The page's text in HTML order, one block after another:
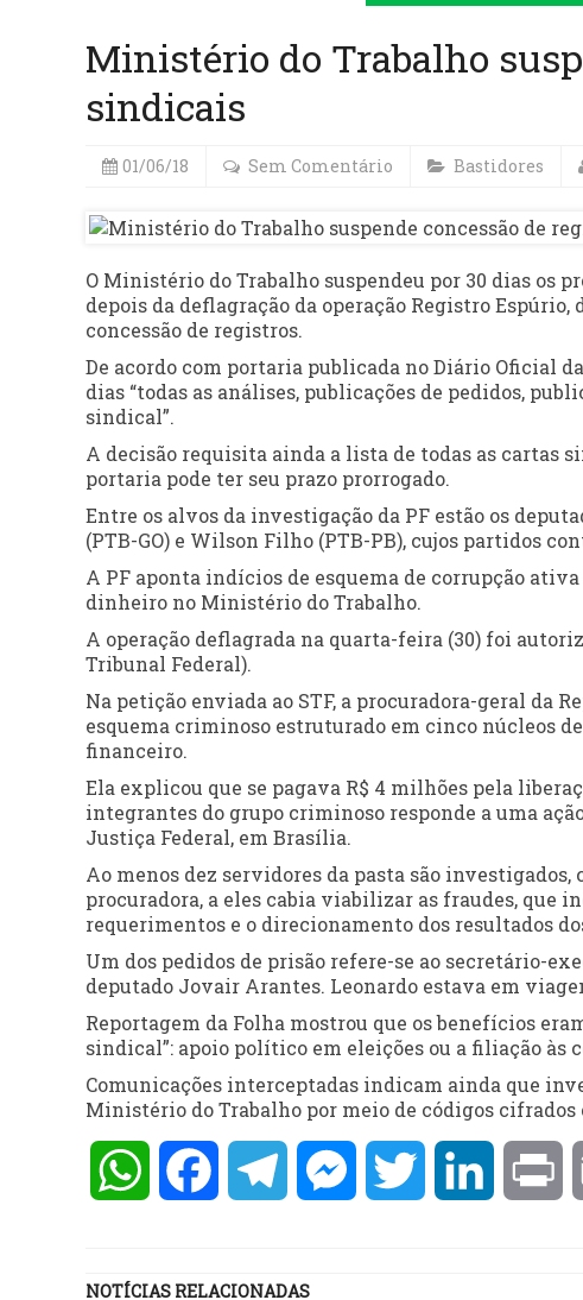
Ministério do Trabalho
sindicais
01/06/18 Sem Comentário Bastidores
O Ministério do Trabalho suspendeu por 30 dias os
depois da deflagração da operação Registro
concessão de registros.
De acordo com portaria publicada no Diário Oficial
dias “todas as análises, publicações de pedidos,
sindical”.
A decisão requisita ainda a lista de todas as cartas
portaria pode ter seu prazo prorrogado.
Entre os alvos da investigação da PF estão os
(PTB-GO) e Wilson Filho (PTB-PB), cujos partidos
A PF aponta indícios de esquema de corrupção
dinheiro no Ministério do Trabalho.
A operação deflagrada na quarta-feira (30) foi
Tribunal Federal).
Na petição enviada ao STF, a procuradora-geral da
esquema criminoso estruturado em cinco núcleos
financeiro.
Ela explicou que se pagava R$ 4 milhões pela
integrantes do grupo criminoso responde a uma
Justiça Federal, em Brasília.
Ao menos dez servidores da pasta são
procuradora, a eles cabia viabilizar as fraudes, que
requerimentos e o direcionamento dos resultados
Um dos pedidos de prisão refere-se ao secretário-
deputado Jovair Arantes. Leonardo estava em
Reportagem da Folha mostrou que os benefícios
sindical”: apoio político em eleições ou a filiação
Comunicações interceptadas indicam ainda que
Ministério do Trabalho por meio de códigos cifrados
WhatsAppFacebookTelegramMessengerTwitter LinkedIn
NOTÍCIAS RELACIONADAS